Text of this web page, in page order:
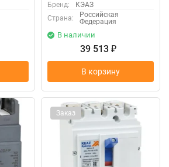
Бренд:
КЭАЗ
Страна:
Российская
Федерация
В наличии
39 513 ₽
В корзину
Заказ